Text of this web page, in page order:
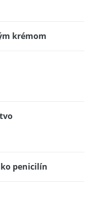
krémom
penicilín